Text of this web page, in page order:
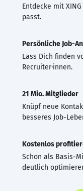
Entdecke mit
passt.
Persönliche Job-
Lass Dich finden
Recruiter·innen.
21 Mio. Mitglieder
Knüpf neue
besseres Job-
Kostenlos
Schon als Basis-
deutlich